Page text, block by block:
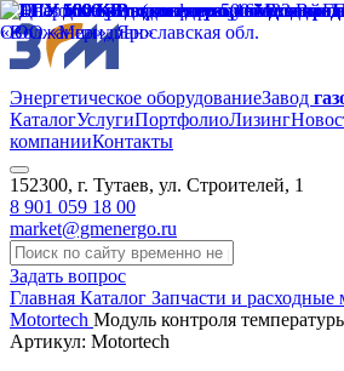
Энергетическое оборудованиеЗавод
КаталогУслугиПортфолиоЛизинг
компанииКонтакты
152300, г. Тутаев, ул. Строителей, 1
8 901 059 18 00
market@gmenergo.ru
Задать вопрос
Главная Каталог Запчасти и расходные
Motortech Модуль контроля
Артикул: Motortech